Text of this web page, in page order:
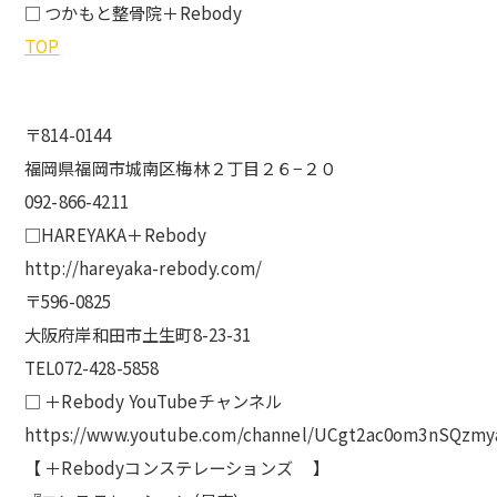
□ つかもと整骨院＋Rebody
TOP
〒814-0144
福岡県福岡市城南区梅林２丁目２６−２０
092-866-4211
□HAREYAKA＋Rebody
http://hareyaka-rebody.com/
〒596-0825
大阪府岸和田市土生町8-23-31
TEL072-428-5858
□ ＋Rebody YouTubeチャンネル
https://www.youtube.com/channel/
【 ＋Rebodyコンステレーションズ 】